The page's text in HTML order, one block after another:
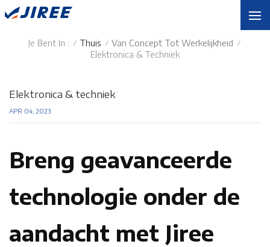
Je Bent In : / Thuis / Van Concept Tot Werkelijkheid /
Elektronica & Techniek
Elektronica & techniek
APR 04, 2023
Breng geavanceerde
technologie onder de
aandacht met Jiree